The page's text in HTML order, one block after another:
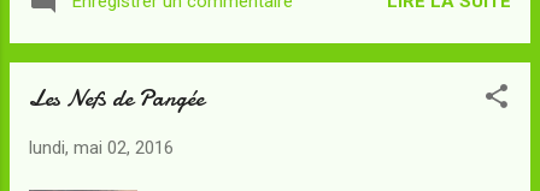
recherche, dans le passé, de l'histoire de sa
propre famille... Occasion de faire quelques
un ou deux paradoxes ! Une histoire
conteur de la SF en français : un joli texte
Les Nefs de Pangée
lundi, mai 02, 2016